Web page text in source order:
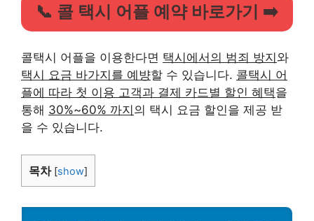
📞 콜 택시 어플 예약 바로가기 ➡️
콜택시 어플을 이용한다면 택시에서의 범죄 방지 와
택시 요금 바가지를 예뱡할 수 있습니다. 콜택시 어
플에 따라 첫 이용 고객과 결제 카드별 할인 혜택을
통해 30%~60% 까지 의 택시 요금 할인을 제공 받
을 수 있습니다.
목차 [show]